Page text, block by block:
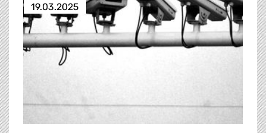
19.03.2025